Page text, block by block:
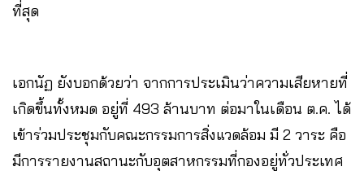
ที่สุด
เอกนัฏ ยังบอกด้วยว่า จากการประเมินว่าความเสียหายที่
เกิดขึ้นทั้งหมด อยู่ที่ 493 ล้านบาท ต่อมาในเดือน ต.ค. ได้
เข้าร่วมประชุมกับคณะกรรมการสิ่งแวดล้อม มี 2 วาระ คือ
มีการรายงานสถานะกับอุตสาหกรรมที่กองอยู่ทั่วประเทศ